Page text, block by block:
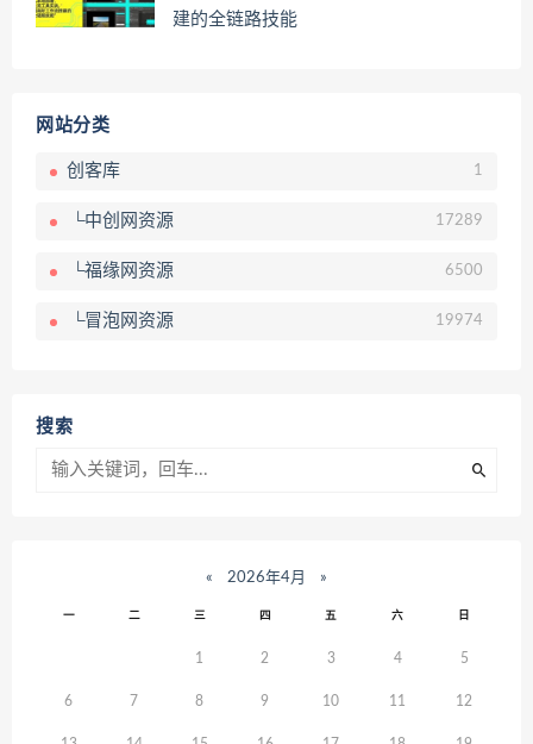
建的全链路技能
网站分类
创客库 1
└中创网资源 17289
└福缘网资源 6500
└冒泡网资源 19974
搜索
« 2026年4月 »
一 二 三 四 五 六 日
1 2 3 4 5
6 7 8 9 10 11 12